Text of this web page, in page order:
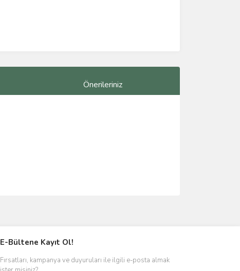
Önerileriniz
E-Bültene Kayıt Ol!
Fırsatları, kampanya ve duyuruları ile ilgili e-posta almak